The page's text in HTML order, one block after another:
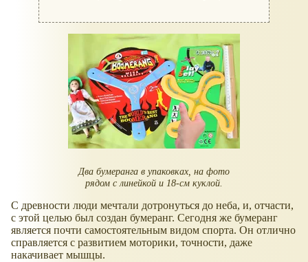
Два бумеранга в упаковках, на фото
рядом с линейкой и 18-см куклой.
С древности люди мечтали дотронуться до неба, и, отчасти,
с этой целью был создан бумеранг. Сегодня же бумеранг
является почти самостоятельным видом спорта. Он отлично
справляется с развитием моторики, точности, даже
накачивает мышцы.